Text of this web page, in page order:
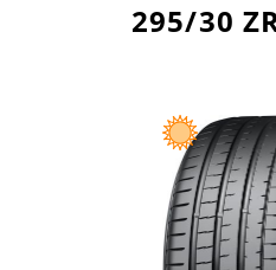
295/30